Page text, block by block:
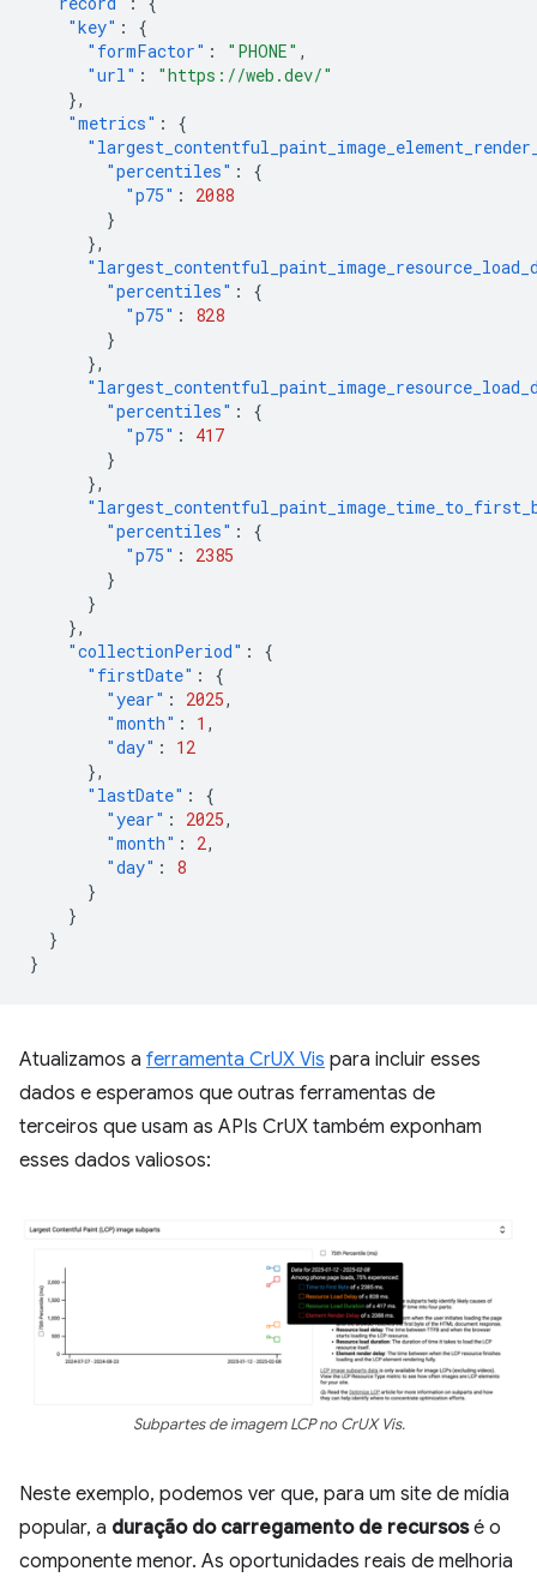
"key" :
{
"formFactor" : "PHONE" ,
"url" :
"https://web.dev/"
},
"metrics" :
{
"percentiles" :
{
"p75" :
2088
}
},
"percentiles" :
{
"p75" :
828
}
},
"percentiles" :
{
"p75" :
417
}
},
"percentiles" :
{
"p75" :
2385
}
}
},
"collectionPeriod" :
{
"firstDate" :
{
"year" : 2025,
"month" : 1 ,
"day" :
12
},
"lastDate" :
{
"year" : 2025,
"month" : 2,
"day" :
8
}
}
}
}
Atualizamos a ferramenta CrUX Vis para incluir esses
dados e esperamos que outras ferramentas de
terceiros que usam as APIs CrUX também exponham
esses dados valiosos:
Subpartes de imagem LCP no CrUX Vis.
Neste exemplo, podemos ver que, para um site de mídia
popular, a duração do carregamento de recursosé o
componente menor. As oportunidades reais de melhoria